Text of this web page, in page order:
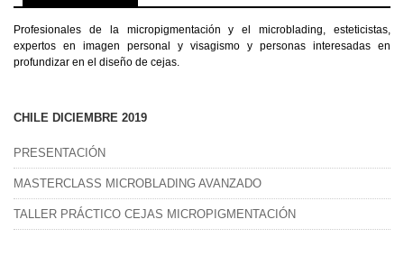
Profesionales de la micropigmentación y el microblading, esteticistas,
expertos en imagen personal y visagismo y personas interesadas en
profundizar en el diseño de cejas.
CHILE DICIEMBRE 2019
PRESENTACIÓN
MASTERCLASS MICROBLADING AVANZADO
TALLER PRÁCTICO CEJAS MICROPIGMENTACIÓN